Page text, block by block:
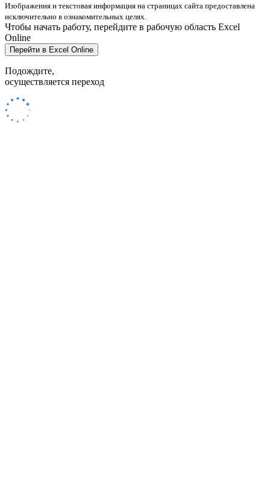
Изображения и текстовая информация на страницах сайта предоставлена
исключительно в ознакомительных целях.
Чтобы начать работу, перейдите в рабочую область Excel
Online
Перейти в Excel Online
Подождите,
осуществляется переход